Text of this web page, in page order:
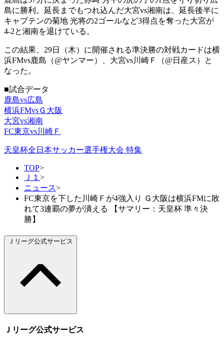
島に勝利。延長までもつれ込んだ大宮vs湘南は、延長後半に
キャプテンの菊地 光将の2ゴールなど3得点を奪った大宮が
4-2と湘南を退けている。
この結果、29日（木）に開催される準決勝の対戦カードは横
浜FMvs鹿島（@ヤンマー）、大宮vs川崎Ｆ（@日産ス）と
なった。
■試合データ
鹿島vs広島
横浜FMvsＧ大阪
大宮vs湘南
FC東京vs川崎Ｆ
天皇杯全日本サッカー選手権大会 特集
TOP>
Ｊ１ >
ニュース>
FC東京を下した川崎Ｆが4強入り Ｇ大阪は横浜FMに敗
れて3連覇の夢が潰える 【サマリー：天皇杯 準々決
勝】
Ｊリーグ公式サービス
Ｊリーグ公式サービス